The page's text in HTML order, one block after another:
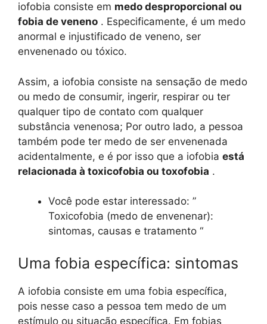
iofobia consiste em medo desproporcional ou
fobia de veneno . Especificamente, é um medo
anormal e injustificado de veneno, ser
envenenado ou tóxico.
Assim, a iofobia consiste na sensação de medo
ou medo de consumir, ingerir, respirar ou ter
qualquer tipo de contato com qualquer
substância venenosa; Por outro lado, a pessoa
também pode ter medo de ser envenenada
acidentalmente, e é por isso que a iofobia está
relacionada à toxicofobia ou toxofobia .
Você pode estar interessado: ”
Toxicofobia (medo de envenenar):
sintomas, causas e tratamento “
Uma fobia específica: sintomas
A iofobia consiste em uma fobia específica,
pois nesse caso a pessoa tem medo de um
estímulo ou situação específica. Em fobias